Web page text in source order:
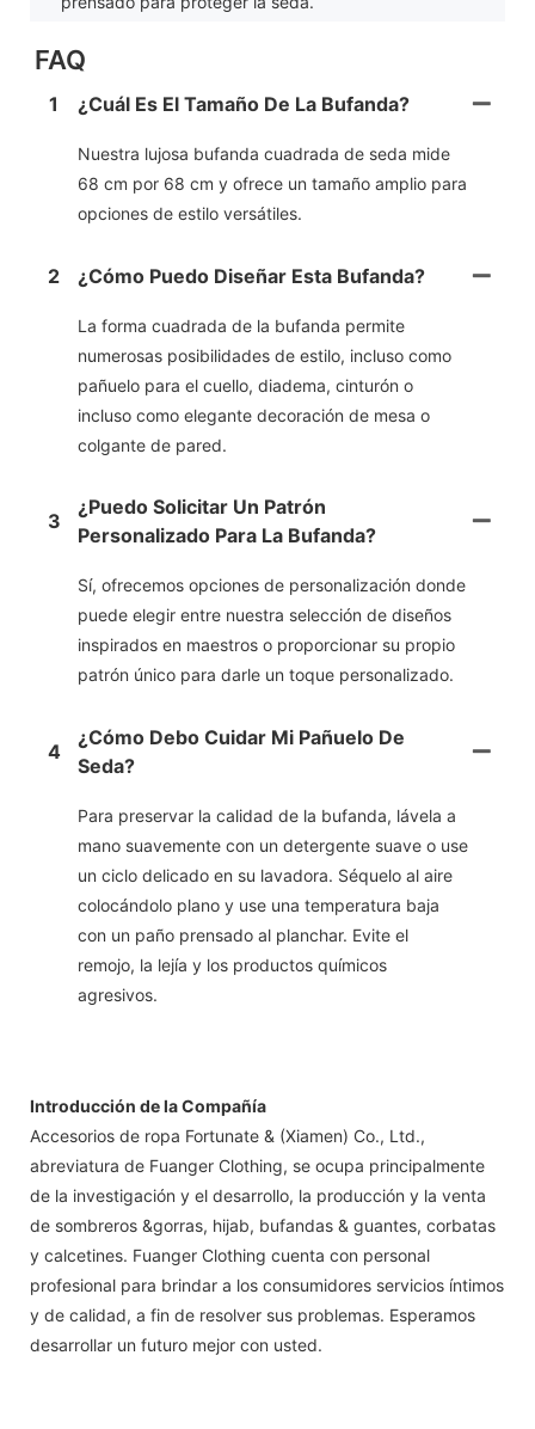
FAQ
1 ¿Cuál Es El Tamaño De La Bufanda?
Nuestra lujosa bufanda cuadrada de seda mide
68 cm por 68 cm y ofrece un tamaño amplio para
opciones de estilo versátiles.
2 ¿Cómo Puedo Diseñar Esta Bufanda?
La forma cuadrada de la bufanda permite
numerosas posibilidades de estilo, incluso como
pañuelo para el cuello, diadema, cinturón o
incluso como elegante decoración de mesa o
colgante de pared.
3
¿Puedo Solicitar Un Patrón
Personalizado Para La Bufanda?
Sí, ofrecemos opciones de personalización donde
puede elegir entre nuestra selección de diseños
inspirados en maestros o proporcionar su propio
patrón único para darle un toque personalizado.
4
¿Cómo Debo Cuidar Mi Pañuelo De
Seda?
Para preservar la calidad de la bufanda, lávela a
mano suavemente con un detergente suave o use
un ciclo delicado en su lavadora. Séquelo al aire
colocándolo plano y use una temperatura baja
con un paño prensado al planchar. Evite el
remojo, la lejía y los productos químicos
agresivos.
Introducción de la Compañía
Accesorios de ropa Fortunate & (Xiamen) Co., Ltd.,
abreviatura de Fuanger Clothing, se ocupa principalmente
de la investigación y el desarrollo, la producción y la venta
de sombreros &gorras, hijab, bufandas & guantes, corbatas
y calcetines. Fuanger Clothing cuenta con personal
profesional para brindar a los consumidores servicios íntimos
y de calidad, a fin de resolver sus problemas. Esperamos
desarrollar un futuro mejor con usted.